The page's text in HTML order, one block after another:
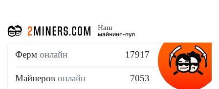
Наш
майнинг-пул
Ферм онлайн 17917
Майнеров онлайн 7053